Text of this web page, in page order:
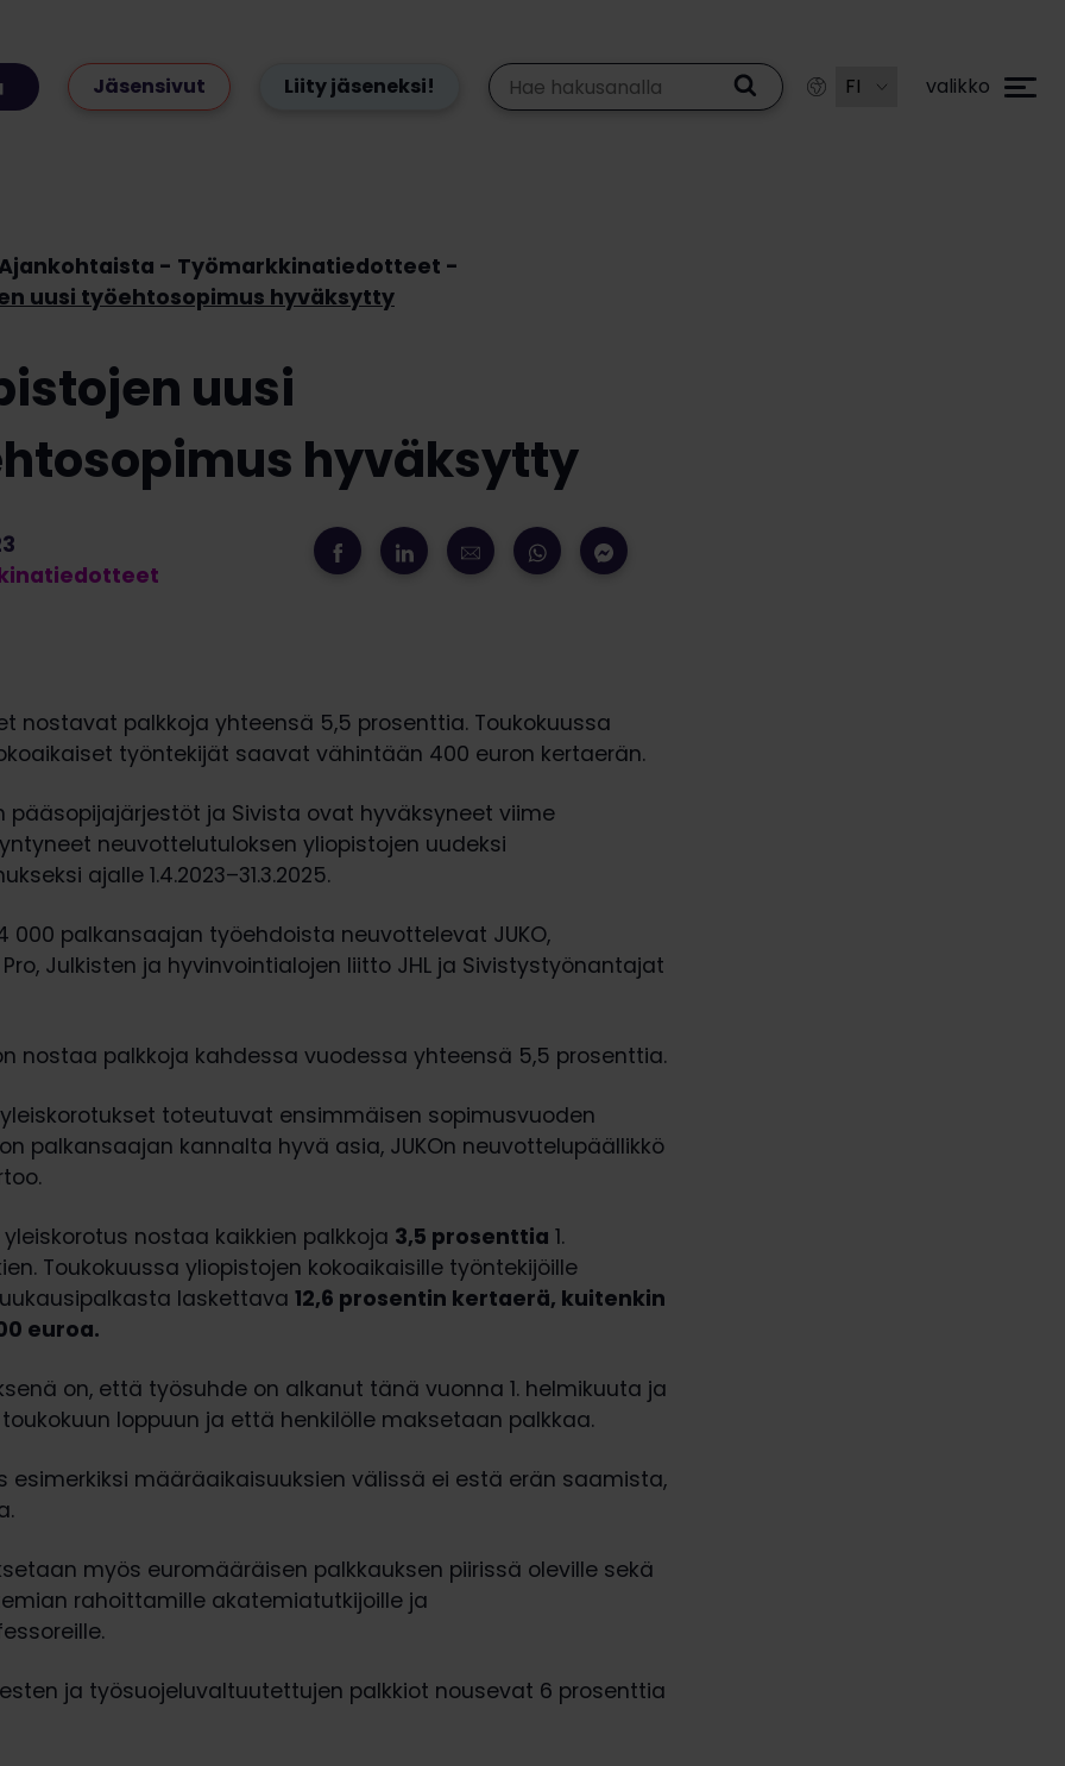
Jäsensivut Liity jäseneksi! valikko
Työmarkkinatiedotteet
uusi työehtosopimus hyväksytty
uusi
hyväksytty
nostavat palkkoja yhteensä 5,5 prosenttia. Toukokuussa
työntekijät saavat vähintään 400 euron kertaerän.
pääsopijajärjestöt ja Sivista ovat hyväksyneet viime
neuvottelutuloksen yliopistojen uudeksi
ajalle 1.4.2023–31.3.2025.
000 palkansaajan työehdoista neuvottelevat JUKO,
Julkisten ja hyvinvointialojen liitto JHL ja Sivistystyönantajat
nostaa palkkoja kahdessa vuodessa yhteensä 5,5 prosenttia.
toteutuvat ensimmäisen sopimusvuoden
palkansaajan kannalta hyvä asia, JUKOn neuvottelupäällikkö
nostaa kaikkien palkkoja 3,5 prosenttia 1.
Toukokuussa yliopistojen kokoaikaisille työntekijöille
laskettava12,6 prosentin kertaerä, kuitenkin
euroa.
on, että työsuhde on alkanut tänä vuonna 1. helmikuuta ja
loppuun ja että henkilölle maksetaan palkkaa.
esimerkiksi määräaikaisuuksien välissä ei estä erän saamista,
myös euromääräisen palkkauksen piirissä oleville sekä
rahoittamille akatemiatutkijoille ja
ja työsuojeluvaltuutettujen palkkiot nousevat 6 prosenttia